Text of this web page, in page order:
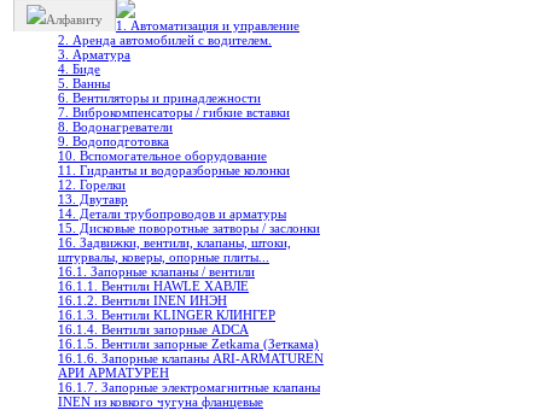
Алфавиту
1. Автоматизация и управление
2. Аренда автомобилей с водителем.
3. Арматура
4. Биде
5. Ванны
6. Вентиляторы и принадлежности
7. Виброкомпенсаторы / гибкие вставки
8. Водонагреватели
9. Водоподготовка
10. Вспомогательное оборудование
11. Гидранты и водоразборные колонки
12. Горелки
13. Двутавр
14. Детали трубопроводов и арматуры
15. Дисковые поворотные затворы / заслонки
16. Задвижки, вентили, клапаны, штоки,
штурвалы, коверы, опорные плиты...
16.1. Запорные клапаны / вентили
16.1.1. Вентили HAWLE ХАВЛЕ
16.1.2. Вентили INEN ИНЭН
16.1.3. Вентили KLINGER КЛИНГЕР
16.1.4. Вентили запорные ADCA
16.1.5. Вентили запорные Zetkama (Зеткама)
16.1.6. Запорные клапаны ARI-ARMATUREN
АРИ АРМАТУРЕН
16.1.7. Запорные электромагнитные клапаны
INEN из ковкого чугуна фланцевые